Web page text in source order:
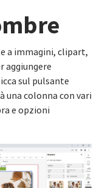
a immagini, clipart,
aggiungere
sul pulsante
una colonna con vari
e opzioni